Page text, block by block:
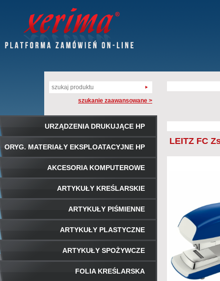
szukanie zaawansowane >
URZĄDZENIA DRUKUJĄCE HP
ORYG. MATERIAŁY EKSPLOATACYJNE HP
AKCESORIA KOMPUTEROWE
ARTYKUŁY KREŚLARSKIE
ARTYKUŁY PIŚMIENNE
ARTYKUŁY PLASTYCZNE
ARTYKUŁY SPOŻYWCZE
FOLIA KREŚLARSKA
LEITZ FC